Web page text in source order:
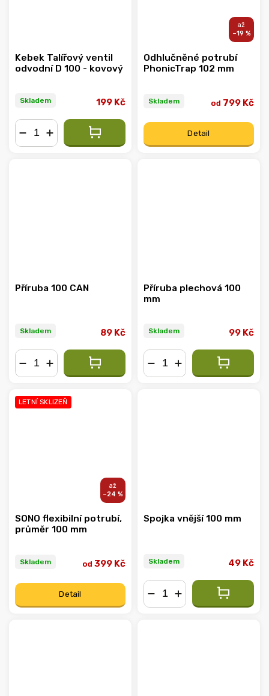
Kebek Talířový ventil
odvodní D 100 - kovový
Skladem 199 Kč
–19 %
Odhlučněné potrubí
PhonicTrap 102 mm
Skladem od 799 Kč
Detail
Příruba 100 CAN
Skladem 89 Kč
Příruba plechová 100
mm
Skladem 99 Kč
LETNÍ SKLIZEŇ
–24 %
SONO flexibilní potrubí,
průměr 100 mm
Skladem od 399 Kč
Detail
Spojka vnější 100 mm
Skladem 49 Kč